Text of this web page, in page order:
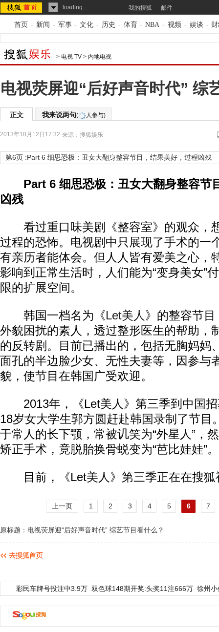
loading... 我的搜狐 邮件
首页 - 新闻 - 军事 - 文化 - 历史 - 体育 - NBA - 视频 - 娱谈 -
> 电视 TV > 内地电视
电视荧屏迎“后好声音时代” 综
正文 我来说两句( 人参与)
2013年10月12日17:32 来源： 搜狐娱乐
第6页 :Part 6 细思恐极：丑女大翻身整容节目，结果美好，过程凶残
Part 6 细思恐极：丑女大翻身整容节
凶残
看过重口味美剧《整容室》的观众，
过程的恐怖。电视剧中只展现了手术的一
有亲历者能体会。但人人皆有爱美之心，
影响到正常生活时，人们能为“变身美女”
限的扩展空间。
韩国一档名为《Let美人 》的整容节
外貌困扰的素人，透过整形医生的帮助，
的反转剧。目前已播出的，包括无胸妈妈
面孔的半边脸少女、无性夫妻等，因参与
貌，使节目在韩国广受欢迎。
2013年，《Let美人》第三季到中国招
18岁女大学生郭方圆赶赴韩国录制了节目
于常人的长下颚，常被讥笑为“外星人”，
矫正手术，竟脱胎换骨蜕变为“芭比娃娃”。
目前，《Let美人》第三季正在在搜狐
上一页 1 2 3 4 5 6 7
原标题：电视荧屏迎“后好声音时代” 综艺节目看什么？
彩民车牌号投注中3.9万 双色球148期开奖:头奖11注666万 徐州